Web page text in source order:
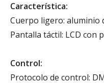
Característica:
Cuerpo ligero: aluminio
Pantalla táctil: LCD con
Control:
Protocolo de control: